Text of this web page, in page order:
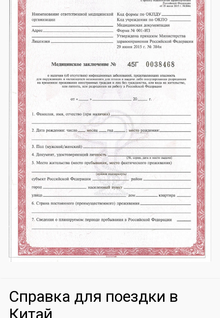
Справка для поездки в
Китай